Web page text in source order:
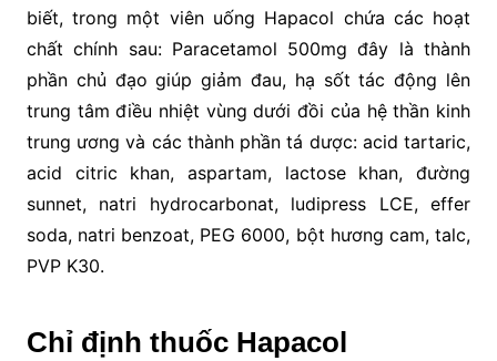
biết, trong một viên uống Hapacol chứa các hoạt
chất chính sau: Paracetamol 500mg đây là thành
phần chủ đạo giúp giảm đau, hạ sốt tác động lên
trung tâm điều nhiệt vùng dưới đồi của hệ thần kinh
trung ương và các thành phần tá dược: acid tartaric,
acid citric khan, aspartam, lactose khan, đường
sunnet, natri hydrocarbonat, ludipress LCE, effer
soda, natri benzoat, PEG 6000, bột hương cam, talc,
PVP K30.
Chỉ định thuốc Hapacol